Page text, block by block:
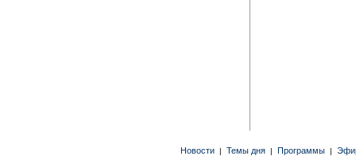
Новости | Темы дня | Программы |